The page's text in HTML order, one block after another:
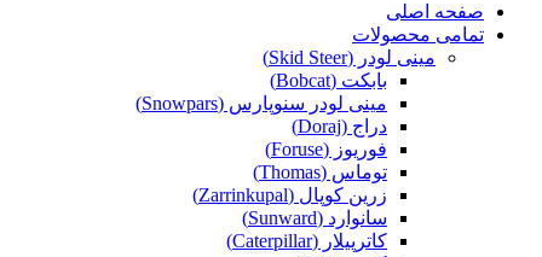
صفحه اصلی
تمامی محصولات
مینی لودر (Skid Steer)
بابکت (Bobcat)
مینی لودر سنوپارس (Snowpars)
دراج (Doraj)
فوریوز (Foruse)
توماس (Thomas)
زرین کوپال (Zarrinkupal)
سانوارد (Sunward)
کاترپیلار (Caterpillar)